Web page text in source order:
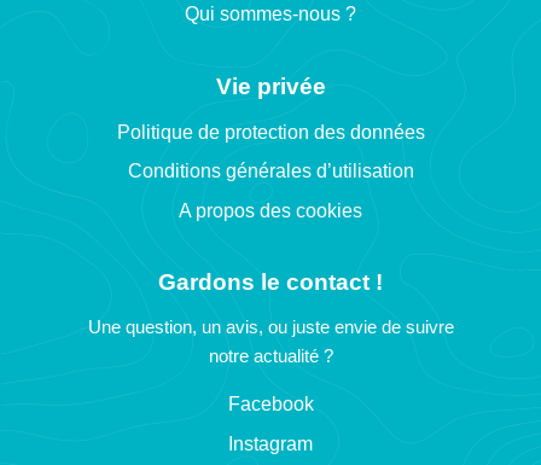
Qui sommes-nous ?
Vie privée
Politique de protection des données
Conditions générales d’utilisation
A propos des cookies
Gardons le contact !
Une question, un avis, ou juste envie de suivre
notre actualité ?
Facebook
Instagram